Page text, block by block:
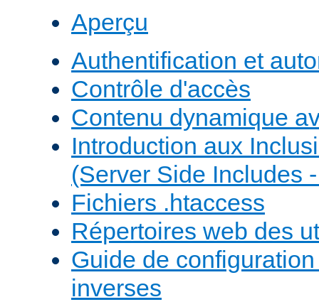
Aperçu
Authentification et
Contrôle d'accès
Contenu dynamique
Introduction aux
(Server Side Includes
Fichiers .htaccess
Répertoires web des
Guide de
inverses